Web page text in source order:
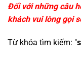
Đối với những câu
khách vui lòng gọi
Từ khóa tìm kiếm: "